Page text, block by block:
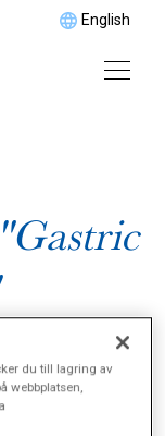
English
du till lagring av
webbplatsen,